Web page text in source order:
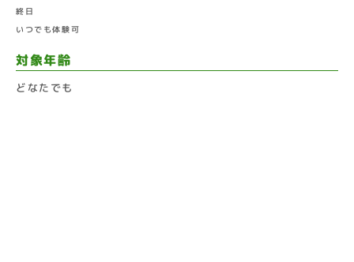
終日
いつでも体験可
対象年齢
どなたでも